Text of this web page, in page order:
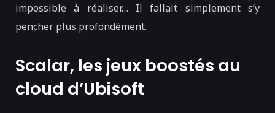
impossible à réaliser… Il fallait simplement s’y
pencher plus profondément.
Scalar, les jeux boostés au
cloud d’Ubisoft